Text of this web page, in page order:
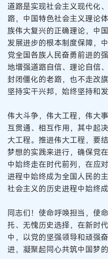
道路是实现社会主义现代化
路，中国特色社会主义理论
族伟大复兴的正确理论，中
发展进步的根本制度保障，
党全国各族人民奋勇前进的
地增强道路自信、理论自信
封闭僵化的老路，也不走改
坚持实干兴邦，始终坚持和
伟大斗争，伟大工程，伟大
互贯通、相互作用，其中起
大工程。推进伟大工程，要
梦想的实践来进行，确保党
中始终走在时代前列，在应
进程中始终成为全国人民的
社会主义的历史进程中始终
同志们！使命呼唤担当，使
托、无愧历史选择，在新时
中，以党的坚强领导和顽强
进，凝聚起同心共筑中国梦的